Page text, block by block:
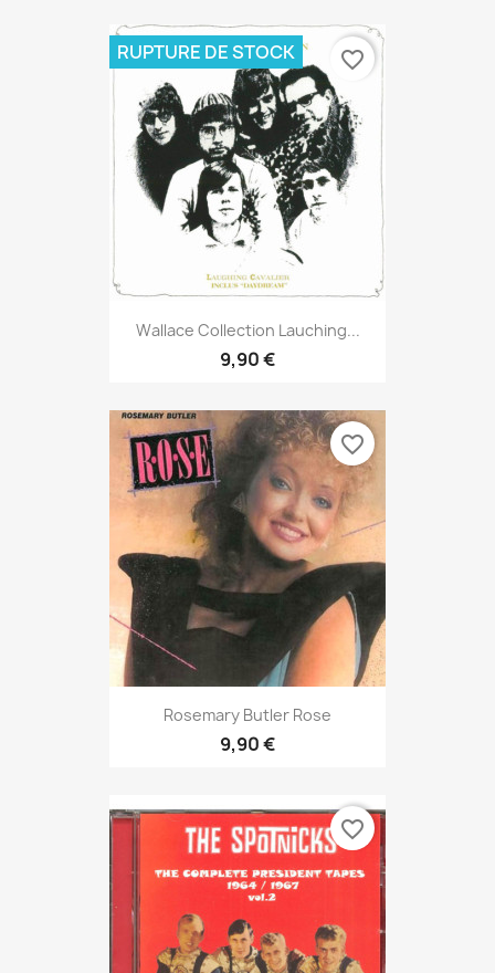
Wallace Collection Lauching...
9,90 €
RUPTURE DE STOCK favorite_border
Rosemary Butler Rose
9,90 €
favorite_border
favorite_border